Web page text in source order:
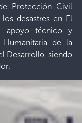
Protección Civil
desastres en El
apoyo técnico y
de la
Desarrollo, siendo